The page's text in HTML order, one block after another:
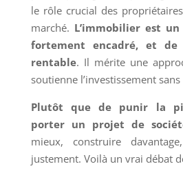
le rôle crucial des
marché. L’immobilier est
fortement encadré, et
rentable. Il mérite une
soutienne l’investissement
Plutôt que de punir la
porter un projet de
mieux, construire
justement. Voilà un vrai débat